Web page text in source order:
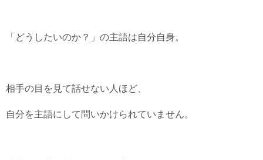
「どうしたいのか？」の主語は自分自身。
相手の目を見て話せない人ほど、
自分を主語にして問いかけられていません。